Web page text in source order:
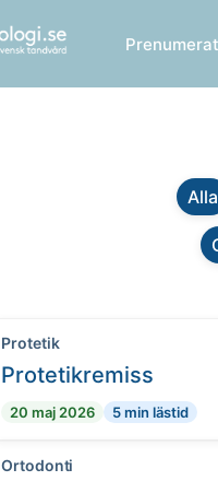
Alla
Protetik
Protetikremiss
20 maj 2026 5 min lästid
Ortodonti